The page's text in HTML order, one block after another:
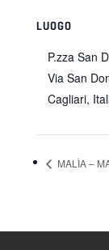
LUOGO
P.zza San
Via San
Cagliari,
MALÌA –